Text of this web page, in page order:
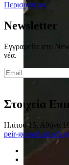
Περισσότερα
Newsletter
Εγγραφείτε στο
νέα.
Στοιχεία
Ηπίτου 15, Αθήνα
peir-